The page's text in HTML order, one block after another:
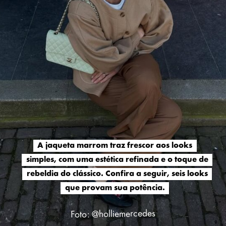
A jaqueta marrom traz frescor aos looks
simples, com uma estética refinada e o toque de
rebeldia do clássico. Confira a seguir, seis looks
que provam sua potência.
A jaqueta marrom traz frescor aos looks
simples, com uma estética refinada e o toque de
rebeldia do clássico. Confira a seguir, seis looks
que provam sua potência.
Foto: @holliemercedes